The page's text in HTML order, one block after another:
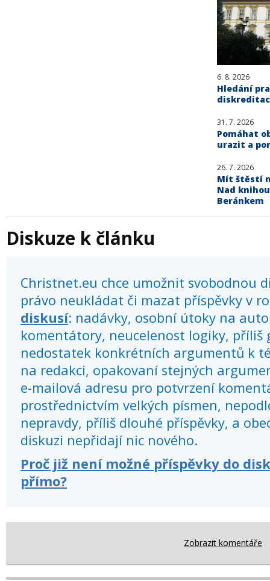
6. 8. 2026
Hledání
31. 7. 2026
Pomáhat
urazit a
26. 7. 2026
Mít štěstí
Nad
Beránkem
Diskuze k článku
Christnet.eu chce umožnit svobodnou
právo neukládat či mazat příspěvky v
diskusí: nadávky, osobní útoky na
komentátory, neucelenost logiky, příliš
nedostatek konkrétních argumentů k
na redakci, opakovaní stejných
e-mailová adresu pro potvrzení
prostřednictvím velkých písmen,
nepravdy, příliš dlouhé příspěvky, a
diskuzi nepřidají nic nového.
Proč již není možné příspěvky do
přímo?
Zobrazit komentáře